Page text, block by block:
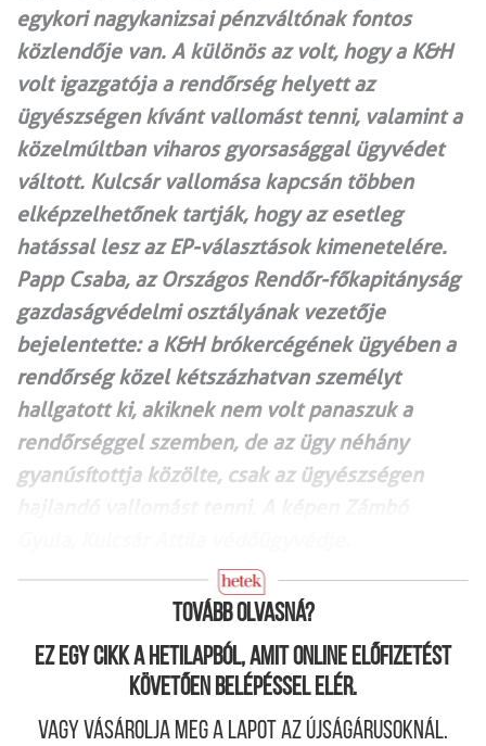
egykori nagykanizsai pénzváltónak fontos
közlendője van. A különös az volt, hogy a K&H
volt igazgatója a rendőrség helyett az
ügyészségen kívánt vallomást tenni, valamint a
közelmúltban viharos gyorsasággal ügyvédet
váltott. Kulcsár vallomása kapcsán többen
elképzelhetőnek tartják, hogy az esetleg
hatással lesz az EP-választások kimenetelére.
Papp Csaba, az Országos Rendőr-főkapitányság
gazdaságvédelmi osztályának vezetője
bejelentette: a K&H brókercégének ügyében a
rendőrség közel kétszázhatvan személyt
hallgatott ki, akiknek nem volt panaszuk a
rendőrséggel szemben, de az ügy néhány
gyanúsítottja közölte, csak az ügyészségen
Tovább olvasná?
Ez egy cikk a hetilapból, amit online előfizetést
követően belépéssel elér.
Vagy vásárolja meg a lapot az újságárusoknál.